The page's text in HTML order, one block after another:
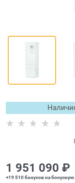
1 951 090 ₽
+19 510 бонусов на бонусную